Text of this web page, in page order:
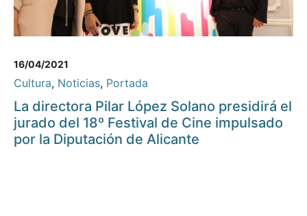
16/04/2021
Cultura, Noticias, Portada
La directora Pilar López Solano presidirá el
jurado del 18º Festival de Cine impulsado
por la Diputación de Alicante